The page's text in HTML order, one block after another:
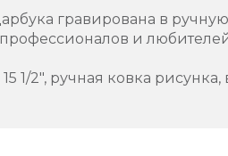
гравирована в
и
1/2", ручная ковка